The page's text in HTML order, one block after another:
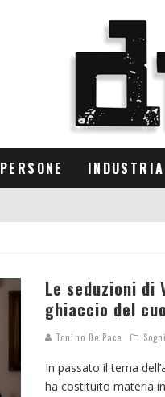
PERSONE
Le seduzioni
ghiaccio del
Tonino De Pace
In passato il tema
ha costituito materia